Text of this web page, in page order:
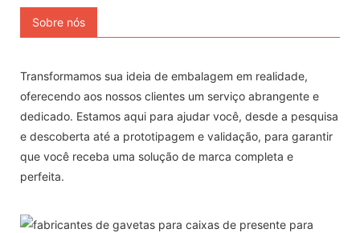
Sobre nós
Transformamos sua ideia de embalagem em realidade,
oferecendo aos nossos clientes um serviço abrangente e
dedicado. Estamos aqui para ajudar você, desde a pesquisa
e descoberta até a prototipagem e validação, para garantir
que você receba uma solução de marca completa e
perfeita.